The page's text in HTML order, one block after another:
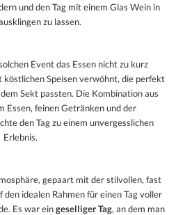
und den Tag mit einem Glas Wein in
zu lassen.
Event das Essen nicht zu kurz
Speisen verwöhnt, die perfekt
Sekt passten. Die Kombination aus
Essen, feinen Getränken und der
den Tag zu einem unvergesslichen
Erlebnis.
gepaart mit der stilvollen, fast
idealen Rahmen für einen Tag voller
Es war eingeselliger Tag, an dem man